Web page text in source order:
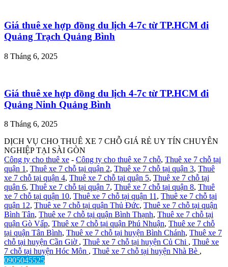
Giá thuê xe hợp đồng du lịch 4-7c từ TP.HCM đi
Quảng Trạch Quảng Bình
8 Tháng 6, 2025
Giá thuê xe hợp đồng du lịch 4-7c từ TP.HCM đi
Quảng Ninh Quảng Bình
8 Tháng 6, 2025
DỊCH VỤ CHO THUÊ XE 7 CHỖ GIÁ RẺ UY TÍN CHUYÊN
NGHIỆP TẠI SÀI GÒN
Công ty cho thuê xe - Công ty cho thuê xe 7 chỗ, Thuê xe 7 chỗ tại
quận 1 , Thuê xe 7 chỗ tại quận 2, Thuê xe 7 chỗ tại quận 3, Thuê
xe 7 chỗ tại quận 4, Thuê xe 7 chỗ tại quận 5, Thuê xe 7 chỗ tại
quận 6, Thuê xe 7 chỗ tại quận 7, Thuê xe 7 chỗ tại quận 8, Thuê
xe 7 chỗ tại quận 10, Thuê xe 7 chỗ tại quận 11 , Thuê xe 7 chỗ tại
quận 12, Thuê xe 7 chỗ tại quận Thủ Đức, Thuê xe 7 chỗ tại quận
Bình Tân, Thuê xe 7 chỗ tại quận Bình Thạnh, Thuê xe 7 chỗ tại
quận Gò Vấp, Thuê xe 7 chỗ tại quận Phú Nhuận, Thuê xe 7 chỗ
tại quận Tân Bình, Thuê xe 7 chỗ tại huyện Bình Chánh, Thuê xe 7
chỗ tại huyện Cần Giờ , Thuê xe 7 chỗ tại huyện Củ Chi , Thuê xe
7 chỗ tại huyện Hóc Môn , Thuê xe 7 chỗ tại huyện Nhà Bè ,
0905045525